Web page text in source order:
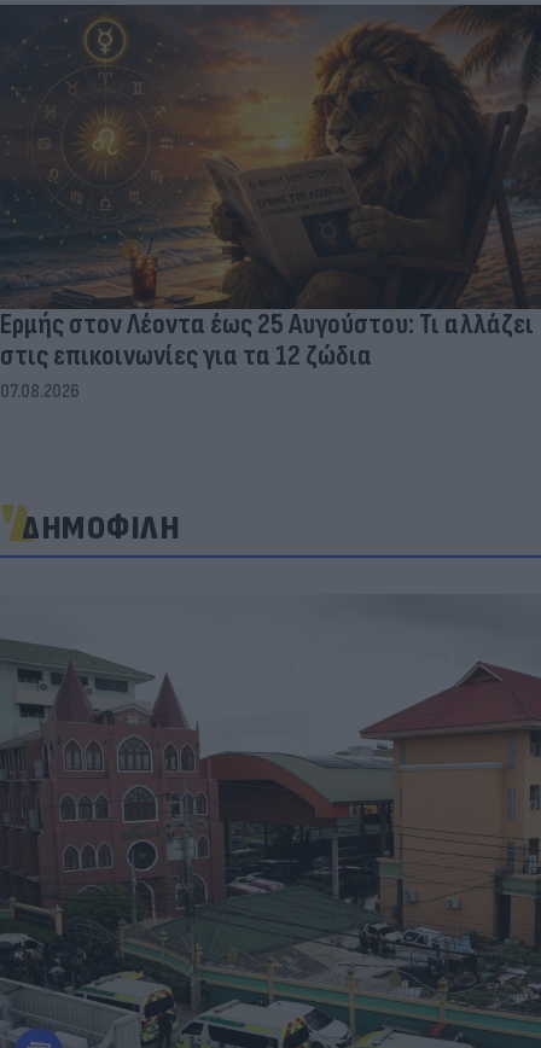
Ερμής στον Λέοντα έως 25 Αυγούστου: Τι αλλάζει
στις επικοινωνίες για τα 12 ζώδια
07.08.2026
ΔΗΜΟΦΙΛΗ